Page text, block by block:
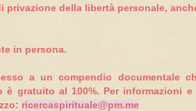
della libertà personale,
in persona.
a un compendio documentale
è gratuito al 100%.
Per informazioni
ricercaspirituale@pm.me